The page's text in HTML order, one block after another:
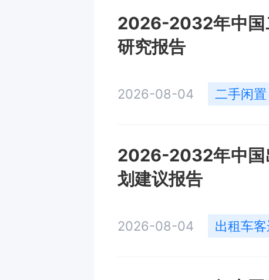
2026-2032年中国
研究报告
2026-08-04 二手闲置
2026-2032年中国
划建议报告
2026-08-04 出租车